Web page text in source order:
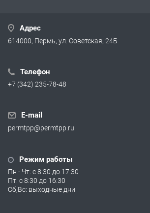
Адрес
614000, Пермь, ул. Советская, 24Б
Телефон
+7 (342) 235-78-48
E-mail
permtpp@permtpp.ru
Режим работы
Пн - Чт: с 8:30 до 17:30
Пт: с 8:30 до 16:30
Сб,Вс: выходные дни